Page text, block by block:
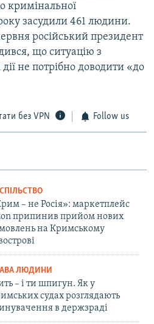
кримінальної
засудили 461 людини.
російський президент
що ситуацію з
не потрібно доводити «до
без VPN Follow us
– не Росія»: маркетплейс
припинив прийом нових
на Кримському
ЛЮДИНИ
– і ти шпигун. Як у
судах розглядають
в держзраді